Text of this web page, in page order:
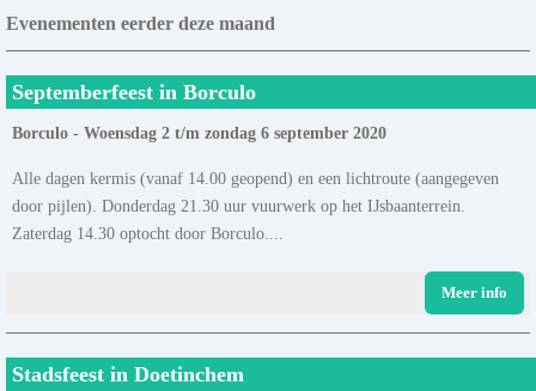
Evenementen eerder deze maand
Septemberfeest in Borculo
Borculo - Woensdag 2 t/m zondag 6 september 2020
Alle dagen kermis (vanaf 14.00 geopend) en een lichtroute (aangegeven
door pijlen). Donderdag 21.30 uur vuurwerk op het IJsbaanterrein.
Zaterdag 14.30 optocht door Borculo....
Meer info
Stadsfeest in Doetinchem